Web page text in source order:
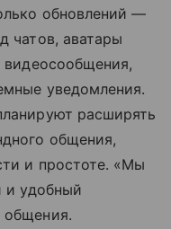
обновлений —
чатов, аватары
видеосообщения,
уведомления.
расширять
общения,
и простоте. «Мы
и удобный
общения.